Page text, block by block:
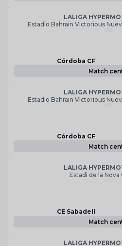
Almería
La victoria
imágenes
LALIGA
Estadio Bahrain Victorious
Córdoba CF
Match
LALIGA
Estadio Bahrain Victorious
Córdoba CF
Match
LALIGA
Estadi de la Nova
CE Sabadell
Match
LALIGA